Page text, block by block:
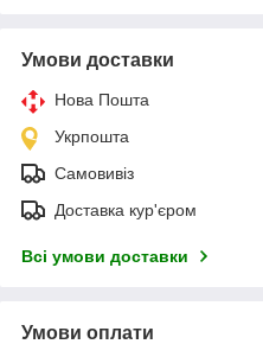
Умови доставки
Нова Пошта
Укрпошта
Самовивіз
Доставка кур'єром
Всі умови доставки
Умови оплати